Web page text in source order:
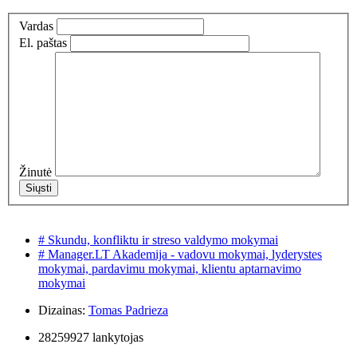
Vardas
El. paštas
Žinutė
# Skundu, konfliktu ir streso valdymo mokymai
# Manager.LT Akademija - vadovu mokymai, lyderystes
mokymai, pardavimu mokymai, klientu aptarnavimo
mokymai
Dizainas: Tomas Padrieza
28259927 lankytojas